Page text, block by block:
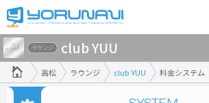
香
川
県
版
高松 ラウンジ club YUU 料金システム
ラウンジ club YUU